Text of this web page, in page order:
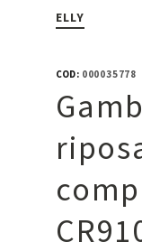
ELLY
COD:000035778